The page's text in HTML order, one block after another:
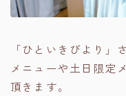
「ひといきびより」
メニューや土日限定
頂きます。